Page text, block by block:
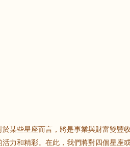
某些星座而言，將是事業與財富雙豐
活力和精彩。在此，我們將對四個星座